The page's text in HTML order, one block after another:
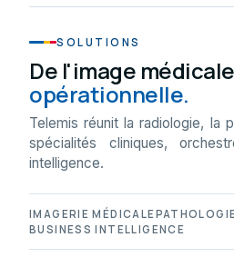
SOLUTIONS
De l'image
opérationnelle.
Telemis réunit la radiologie, la
spécialités cliniques,
intelligence.
IMAGERIE MÉDICALE
BUSINESS INTELLIGENCE